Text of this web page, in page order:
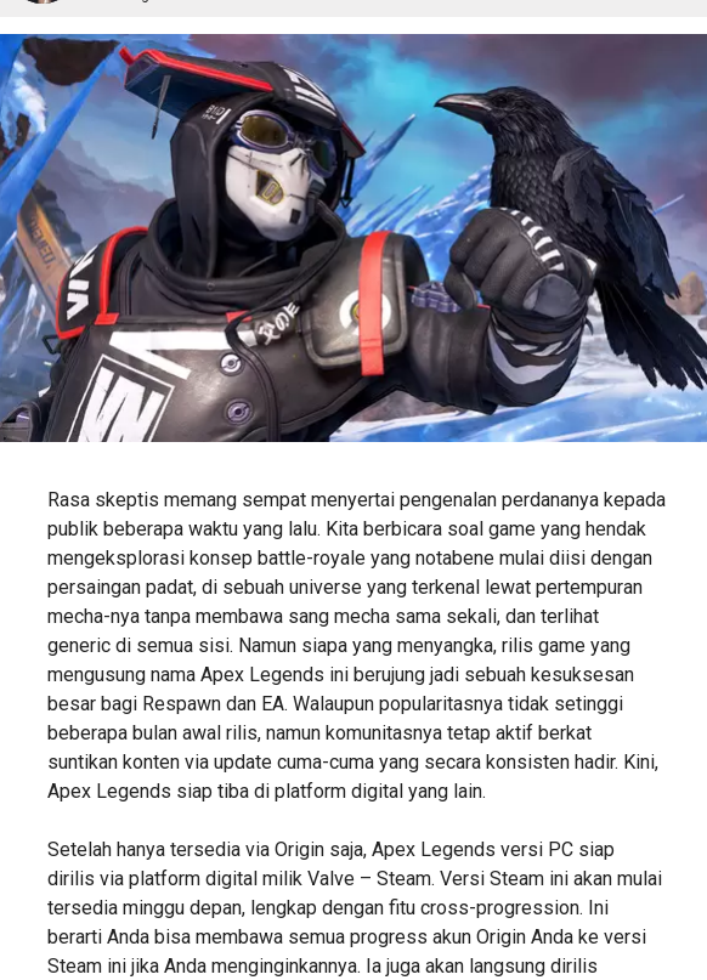
Rasa skeptis memang sempat menyertai pengenalan perdananya kepada
publik beberapa waktu yang lalu. Kita berbicara soal game yang hendak
mengeksplorasi konsep battle-royale yang notabene mulai diisi dengan
persaingan padat, di sebuah universe yang terkenal lewat pertempuran
mecha-nya tanpa membawa sang mecha sama sekali, dan terlihat
generic di semua sisi. Namun siapa yang menyangka, rilis game yang
mengusung nama Apex Legends ini berujung jadi sebuah kesuksesan
besar bagi Respawn dan EA. Walaupun popularitasnya tidak setinggi
beberapa bulan awal rilis, namun komunitasnya tetap aktif berkat
suntikan konten via update cuma-cuma yang secara konsisten hadir. Kini,
Apex Legends siap tiba di platform digital yang lain.
Setelah hanya tersedia via Origin saja, Apex Legends versi PC siap
dirilis via platform digital milik Valve – Steam. Versi Steam ini akan mulai
tersedia minggu depan, lengkap dengan fitu cross-progression. Ini
berarti Anda bisa membawa semua progress akun Origin Anda ke versi
Steam ini jika Anda menginginkannya. Ia juga akan langsung dirilis